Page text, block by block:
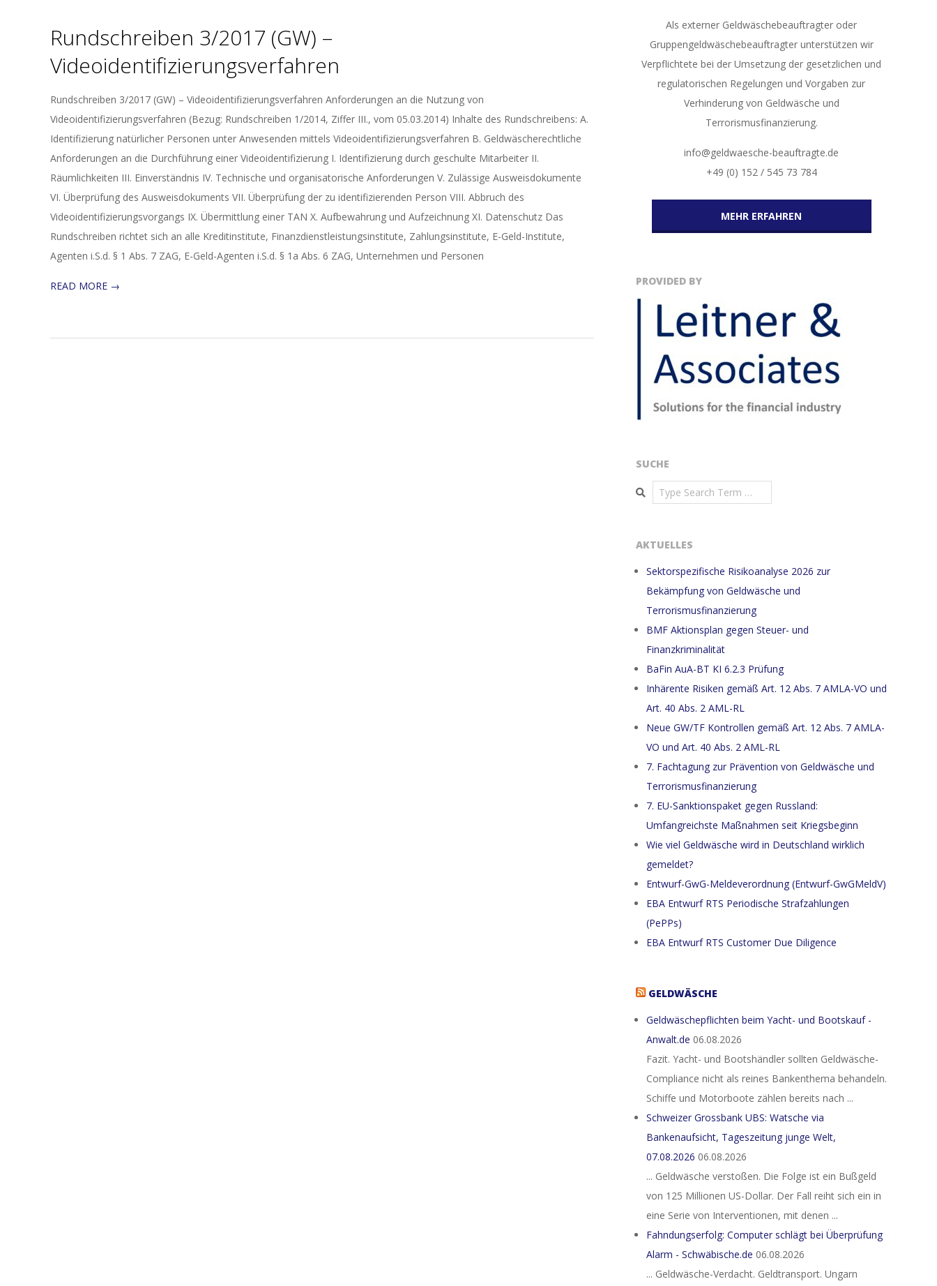
Rundschreiben 3/2017 (GW) –
Videoidentifizierungsverfahren
2017-
04-
10
Rundschreiben 3/2017 (GW) – Videoidentifizierungsverfahren Anforderungen an die Nutzung von
Videoidentifizierungsverfahren (Bezug: Rundschreiben 1/2014, Ziffer III., vom 05.03.2014) Inhalte des Rundschreibens: A.
Identifizierung natürlicher Personen unter Anwesenden mittels Videoidentifizierungsverfahren B. Geldwäscherechtliche
Anforderungen an die Durchführung einer Videoidentifizierung I. Identifizierung durch geschulte Mitarbeiter II.
Räumlichkeiten III. Einverständnis IV. Technische und organisatorische Anforderungen V. Zulässige Ausweisdokumente
VI. Überprüfung des Ausweisdokuments VII. Überprüfung der zu identifizierenden Person VIII. Abbruch des
Videoidentifizierungsvorgangs IX. Übermittlung einer TAN X. Aufbewahrung und Aufzeichnung XI. Datenschutz Das
Rundschreiben richtet sich an alle Kreditinstitute, Finanzdienstleistungsinstitute, Zahlungsinstitute, E-Geld-Institute,
Agenten i.S.d. § 1 Abs. 7 ZAG, E-Geld-Agenten i.S.d. § 1a Abs. 6 ZAG, Unternehmen und Personen
READ MORE →
Als externer Geldwäschebeauftragter oder
Gruppengeldwäschebeauftragter unterstützen wir
Verpflichtete bei der Umsetzung der gesetzlichen und
regulatorischen Regelungen und Vorgaben zur
Verhinderung von Geldwäsche und
Terrorismusfinanzierung.
info@geldwaesche-beauftragte.de
+49 (0) 152 / 545 73 784
MEHR ERFAHREN
PROVIDED BY
SUCHE
Search
AKTUELLES
Sektorspezifische Risikoanalyse 2026 zur
Bekämpfung von Geldwäsche und
Terrorismusfinanzierung
BMF Aktionsplan gegen Steuer- und
Finanzkriminalität
BaFin AuA-BT KI 6.2.3 Prüfung
Inhärente Risiken gemäß Art. 12 Abs. 7 AMLA-VO und
Art. 40 Abs. 2 AML-RL
Neue GW/TF Kontrollen gemäß Art. 12 Abs. 7 AMLA-
VO und Art. 40 Abs. 2 AML-RL
7. Fachtagung zur Prävention von Geldwäsche und
Terrorismusfinanzierung
7. EU-Sanktionspaket gegen Russland:
Umfangreichste Maßnahmen seit Kriegsbeginn
Wie viel Geldwäsche wird in Deutschland wirklich
gemeldet?
Entwurf-GwG-Meldeverordnung (Entwurf-GwGMeldV)
EBA Entwurf RTS Periodische Strafzahlungen
(PePPs)
EBA Entwurf RTS Customer Due Diligence
GELDWÄSCHE
Geldwäschepflichten beim Yacht- und Bootskauf -
Anwalt.de 06.08.2026
Fazit. Yacht- und Bootshändler sollten Geldwäsche-
Compliance nicht als reines Bankenthema behandeln.
Schiffe und Motorboote zählen bereits nach ...
Schweizer Grossbank UBS: Watsche via
Bankenaufsicht, Tageszeitung junge Welt,
07.08.2026 06.08.2026
... Geldwäsche verstoßen. Die Folge ist ein Bußgeld
von 125 Millionen US-Dollar. Der Fall reiht sich ein in
eine Serie von Interventionen, mit denen ...
Fahndungserfolg: Computer schlägt bei Überprüfung
Alarm - Schwäbische.de 06.08.2026
... Geldwäsche-Verdacht. Geldtransport. Ungarn